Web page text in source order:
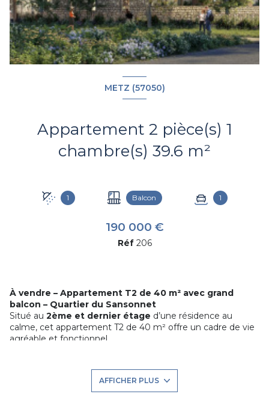
METZ (57050)
Appartement 2 pièce(s) 1
chambre(s) 39.6 m²
1 Balcon 1
190 000 €
Réf 206
À vendre – Appartement T2 de 40 m² avec grand
balcon – Quartier du Sansonnet
Situé au 2ème et dernier étage d’une résidence au
calme, cet appartement T2 de 40 m² offre un cadre de vie
agréable et fonctionnel.
donnant accès à un balcon spacieux de11,60 m²
chambre bénéficie également d’une salle de douche
attenante et d’un accès direct au balcon.
AFFICHER PLUS